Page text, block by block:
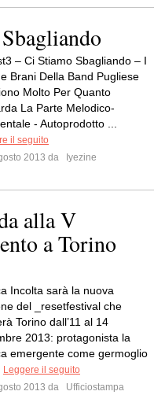
– Ci Stiamo Sbagliando – I
Brani Della Band Pugliese
Molto Per Quanto
La Parte Melodico-
- Autoprodotto ...
il seguito
2013 da
Iyezine
alla V
a Torino
Incolta sarà la nuova
del _resetfestival che
Torino dall’11 al 14
2013: protagonista la
emergente come germoglio
Leggere il seguito
2013 da
Ufficiostampa